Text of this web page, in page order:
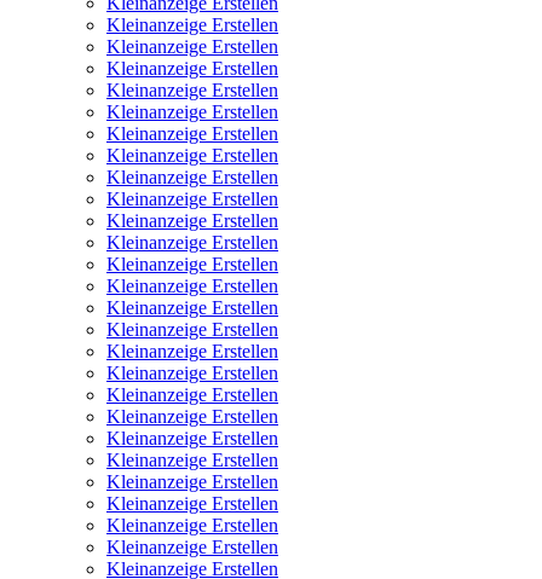
Kleinanzeige Erstellen
Kleinanzeige Erstellen
Kleinanzeige Erstellen
Kleinanzeige Erstellen
Kleinanzeige Erstellen
Kleinanzeige Erstellen
Kleinanzeige Erstellen
Kleinanzeige Erstellen
Kleinanzeige Erstellen
Kleinanzeige Erstellen
Kleinanzeige Erstellen
Kleinanzeige Erstellen
Kleinanzeige Erstellen
Kleinanzeige Erstellen
Kleinanzeige Erstellen
Kleinanzeige Erstellen
Kleinanzeige Erstellen
Kleinanzeige Erstellen
Kleinanzeige Erstellen
Kleinanzeige Erstellen
Kleinanzeige Erstellen
Kleinanzeige Erstellen
Kleinanzeige Erstellen
Kleinanzeige Erstellen
Kleinanzeige Erstellen
Kleinanzeige Erstellen